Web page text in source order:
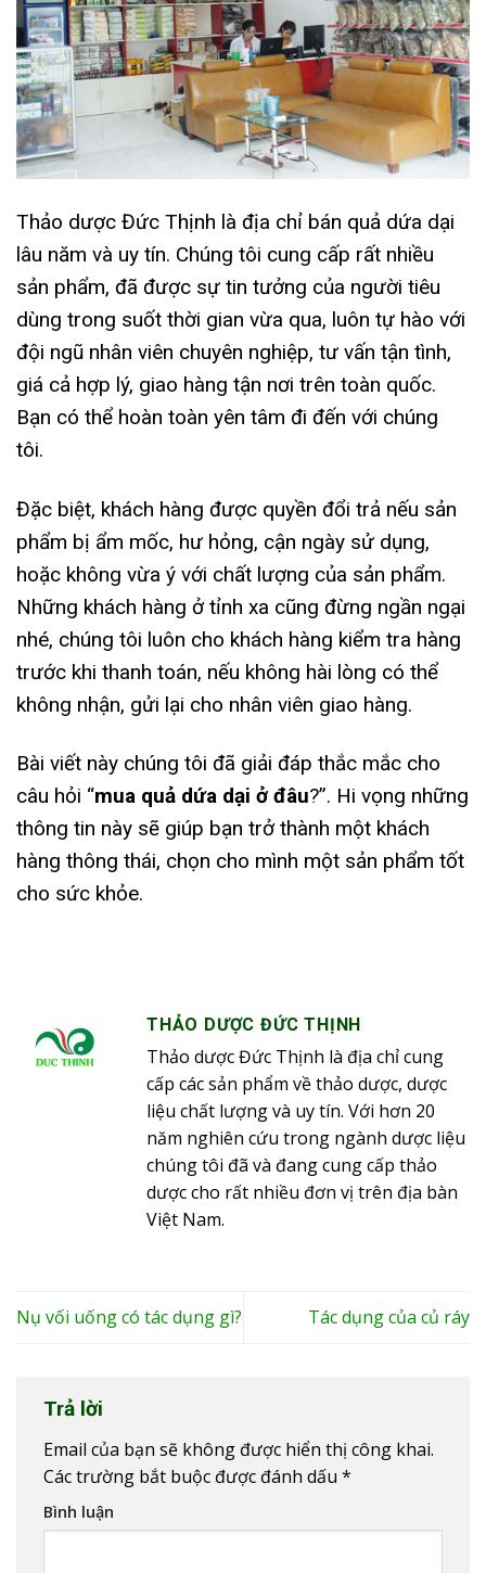
Thảo dược Đức Thịnh là địa chỉ bán quả dứa dại
lâu năm và uy tín. Chúng tôi cung cấp rất nhiều
sản phẩm, đã được sự tin tưởng của người tiêu
dùng trong suốt thời gian vừa qua, luôn tự hào với
đội ngũ nhân viên chuyên nghiệp, tư vấn tận tình,
giá cả hợp lý, giao hàng tận nơi trên toàn quốc.
Bạn có thể hoàn toàn yên tâm đi đến với chúng
tôi.
Đặc biệt, khách hàng được quyền đổi trả nếu sản
phẩm bị ẩm mốc, hư hỏng, cận ngày sử dụng,
hoặc không vừa ý với chất lượng của sản phẩm.
Những khách hàng ở tỉnh xa cũng đừng ngần ngại
nhé, chúng tôi luôn cho khách hàng kiểm tra hàng
trước khi thanh toán, nếu không hài lòng có thể
không nhận, gửi lại cho nhân viên giao hàng.
Bài viết này chúng tôi đã giải đáp thắc mắc cho
câu hỏi “mua quả dứa dại ở đâu?”. Hi vọng những
thông tin này sẽ giúp bạn trở thành một khách
hàng thông thái, chọn cho mình một sản phẩm tốt
cho sức khỏe.
THẢO DƯỢC ĐỨC THỊNH
Thảo dược Đức Thịnh là địa chỉ cung
cấp các sản phẩm về thảo dược, dược
liệu chất lượng và uy tín. Với hơn 20
năm nghiên cứu trong ngành dược liệu
chúng tôi đã và đang cung cấp thảo
dược cho rất nhiều đơn vị trên địa bàn
Việt Nam.
Nụ vối uống có tác dụng gì? Tác dụng của củ ráy
Trả lời
Email của bạn sẽ không được hiển thị công khai.
Các trường bắt buộc được đánh dấu *
Bình luận